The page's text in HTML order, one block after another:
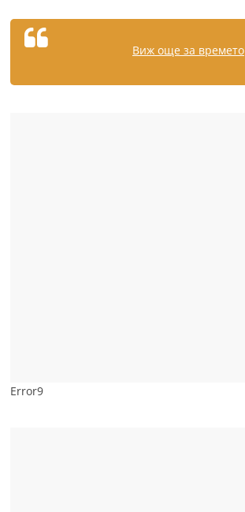
Виж още за времето
Error9